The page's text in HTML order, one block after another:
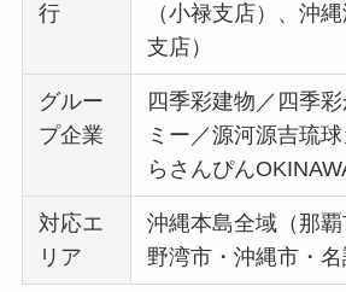
行
（小禄支店）、沖
支店）
グルー
プ企業
四季彩建物／四季
ミー／源河源吉琉
らさんぴん
対応エ
リア
沖縄本島全域（那
野湾市・沖縄市・名